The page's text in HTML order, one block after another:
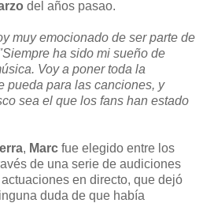
del años pasao.
muy emocionado de ser parte de
ha sido mi sueño de
Voy a poner toda la
pueda para las canciones, y
sea el que los fans han estado
, Marc fue elegido entre los
de una serie de audiciones
en directo, que dejó
duda de que había